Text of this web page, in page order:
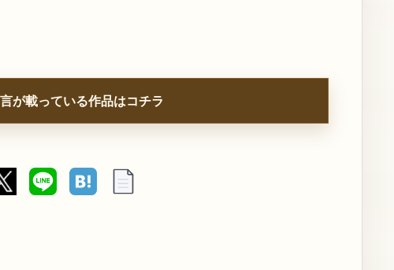
が載っている作品はコチラ